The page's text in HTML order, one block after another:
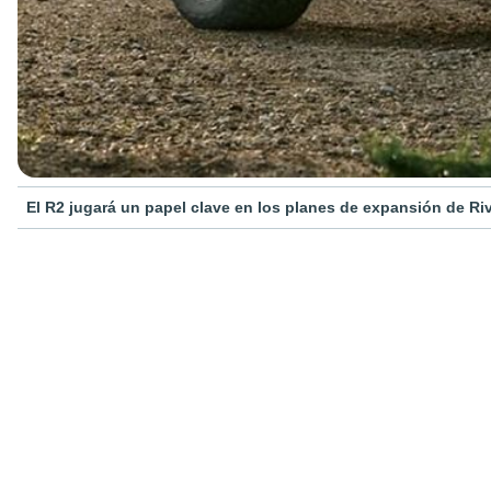
El R2 jugará un papel clave en los planes de expansión de